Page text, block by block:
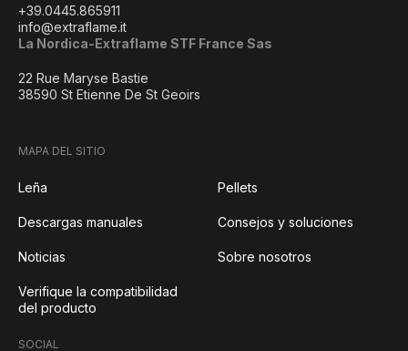
+39.0445.865911
info@extraflame.it
La Nordica-Extraflame STF France Sas
22 Rue Maryse Bastie
38590 St Etienne De St Geoirs
MAPA DEL SITIO
Leña Pellets
Descargas manuales Consejos y soluciones
Noticias Sobre nosotros
Verifique la compatibilidad
del producto
SOCIAL